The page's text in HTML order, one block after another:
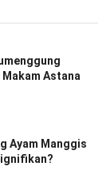
Astana
Ayam Manggis